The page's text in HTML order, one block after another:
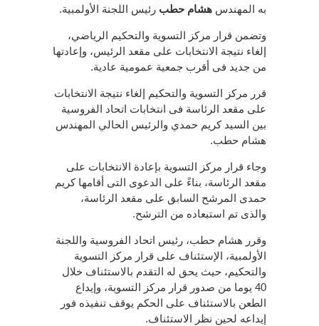
به المهندس هشام حطب رئيس اللجنة الأولمبية.
وتضمن قرار مركز التسوية والتحكيم الرياضي،
إلغاء نتيجة الانتخابات على مقعد الرئيس، وإعادتها
من جديد فى أقرب جمعية عمومية عادية.
قرر مركز التسوية والتحكيم إلغاء نتيجة الانتخابات
على مقعد الرئاسة فى انتخابات اتحاد الفروسية
بين السيد كريم حمدي والرئيس الحالي المهندس
هشام حطب.
وجاء قرار مركز التسوية بإعادة الانتخابات على
مقعد الرئاسة، بناءً على الدعوى التى أقامها كريم
حمدى المرشح السابق على مقعد الرئاسة،
والذى تم استبعاده من الترشح.
وقرر هشام حطب، رئيس اتحاد الفروسية واللجنة
الأولمبية، الإستئناف على قرار مركز التسوية
والتحكيم، حيث يحق له التقدم بالاستئناف خلال
40 يوما من صدور قرار مركز التسوية، وإيداع
الطعن بالاستئناف على الحكم يوقف تنفيذه فور
إيداعه لحين نظر الاستئناف.